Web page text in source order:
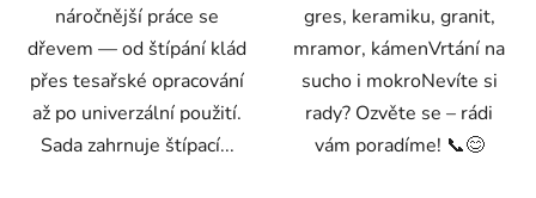
náročnější práce se
dřevem — od štípání klád
přes tesařské opracování
až po univerzální použití.
Sada zahrnuje štípací...
gres, keramiku, granit,
mramor, kámenVrtání na
sucho i mokroNevíte si
rady? Ozvěte se – rádi
vám poradíme! 📞😊